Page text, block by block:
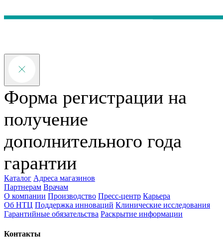
Форма регистрации на
получение
дополнительного года
гарантии
Каталог Адреса магазинов
Партнерам Врачам
О компании Производство Пресс-центр Карьера
Об НТЦ Поддержка инноваций Клинические исследования
Гарантийные обязательства Раскрытие информации
Контакты